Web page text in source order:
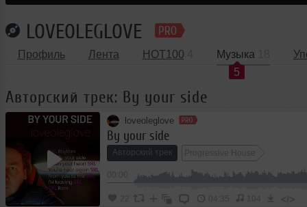
LOVEOLEGLOVE
Профиль Лента HOT100
Музыка
5
Авторский трек: By your side
loveoleglove
By your side
Авторский трек Progressive House
22 04:35 </>